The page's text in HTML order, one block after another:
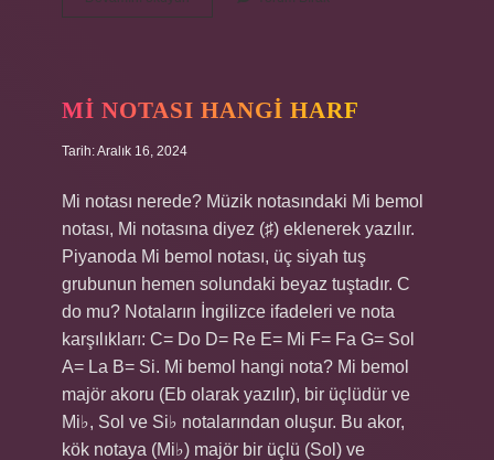
Ödev
MI NOTASI HANGI HARF
Tarih: Aralık 16, 2024
Mi notası nerede? Müzik notasındaki Mi bemol
notası, Mi notasına diyez (♯) eklenerek yazılır.
Piyanoda Mi bemol notası, üç siyah tuş
grubunun hemen solundaki beyaz tuştadır. C
do mu? Notaların İngilizce ifadeleri ve nota
karşılıkları: C= Do D= Re E= Mi F= Fa G= Sol
A= La B= Si. Mi bemol hangi nota? Mi bemol
majör akoru (Eb olarak yazılır), bir üçlüdür ve
Mi♭, Sol ve Si♭ notalarından oluşur. Bu akor,
kök notaya (Mi♭) majör bir üçlü (Sol) ve